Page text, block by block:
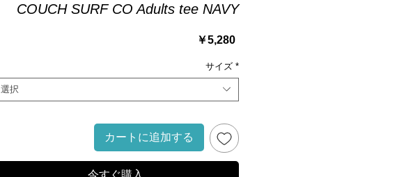
COUCH SURF CO Adults tee NAVY
￥5,280価
サイズ *
選択
カートに追加する
今すぐ購入